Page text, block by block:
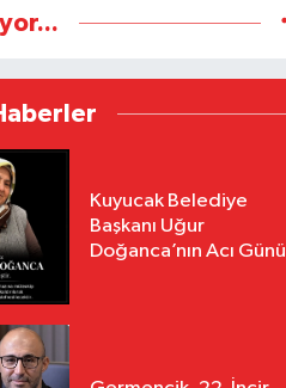
Kuyucak Belediye
Başkanı Uğur
Doğanca’nın Acı Günü